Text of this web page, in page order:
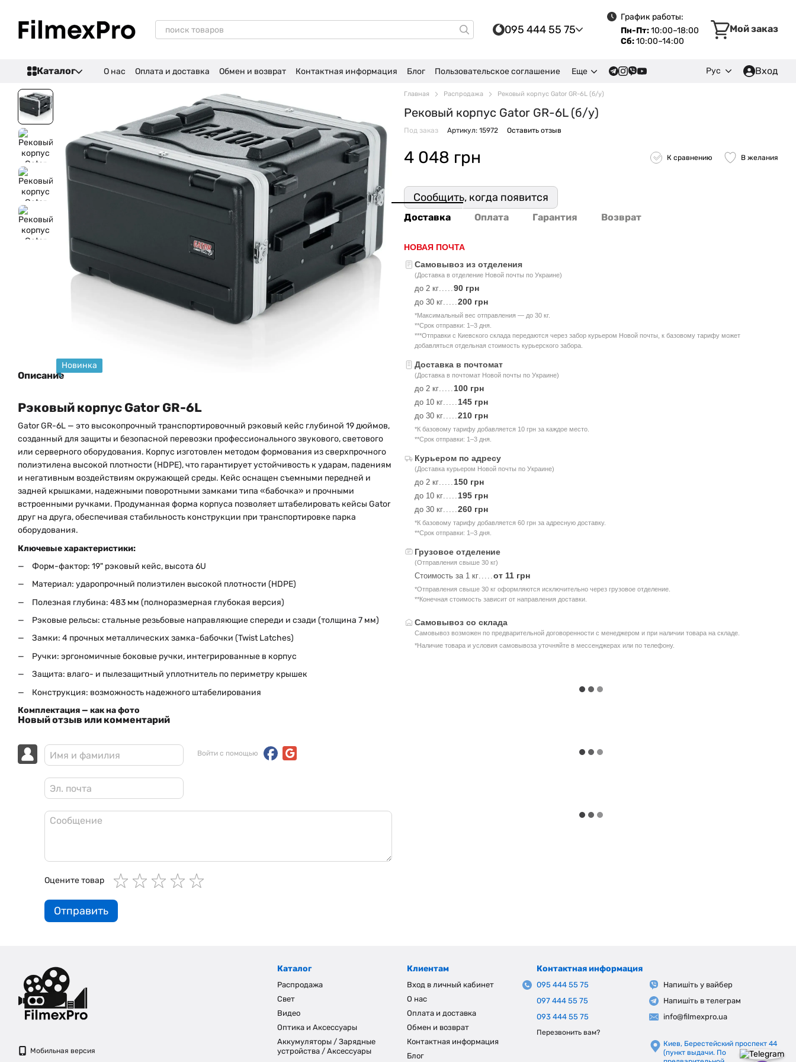
095 444 55 75
График работы:
Пн-Пт:10:00–18:00
Сб:10:00–14:00
Мой заказ
Каталог О нас Оплата и доставка Обмен и возврат Контактная информация Блог Пользовательское соглашение Еще Рус Вход
Новинка
Описание
Рэковый корпус Gator GR-6L
Gator GR-6L — это высокопрочный транспортировочный рэковый кейс глубиной 19 дюймов,
созданный для защиты и безопасной перевозки профессионального звукового, светового
или серверного оборудования. Корпус изготовлен методом формования из сверхпрочного
полиэтилена высокой плотности (HDPE), что гарантирует устойчивость к ударам, падениям
и негативным воздействиям окружающей среды. Кейс оснащен съемными передней и
задней крышками, надежными поворотными замками типа «бабочка» и прочными
встроенными ручками. Продуманная форма корпуса позволяет штабелировать кейсы Gator
друг на друга, обеспечивая стабильность конструкции при транспортировке парка
оборудования.
Ключевые характеристики:
Форм-фактор: 19" рэковый кейс, высота 6U
Материал: ударопрочный полиэтилен высокой плотности (HDPE)
Полезная глубина: 483 мм (полноразмерная глубокая версия)
Рэковые рельсы: стальные резьбовые направляющие спереди и сзади (толщина 7 мм)
Замки: 4 прочных металлических замка-бабочки (Twist Latches)
Ручки: эргономичные боковые ручки, интегрированные в корпус
Защита: влаго- и пылезащитный уплотнитель по периметру крышек
Конструкция: возможность надежного штабелирования
Комплектация — как на фото
Новый отзыв или комментарий
Войти с помощью
Оцените товар
Отправить
Главная Распродажа Рековый корпус Gator GR-6L (б/у)
Рековый корпус Gator GR-6L (б/у)
Под заказ Артикул: 15972 Оставить отзыв
4 048 грн К сравнению В желания
Сообщить, когда появится
Доставка Оплата Гарантия Возврат
НОВАЯ ПОЧТА
Самовывоз из отделения
(Доставка в отделение Новой почты по Украине)
до 2 кг.....90 грн
до 30 кг.....200 грн
*Максимальный вес отправления — до 30 кг.
**Срок отправки: 1–3 дня.
***Отправки с Киевского склада передаются через забор курьером Новой почты, к базовому тарифу может
добавляться отдельная стоимость курьерского забора.
Доставка в почтомат
(Доставка в почтомат Новой почты по Украине)
до 2 кг..... 100 грн
до 10 кг..... 145 грн
до 30 кг.....210 грн
*К базовому тарифу добавляется 10 грн за каждое место.
**Срок отправки: 1–3 дня.
Курьером по адресу
(Доставка курьером Новой почты по Украине)
до 2 кг..... 150 грн
до 10 кг..... 195 грн
до 30 кг.....260 грн
*К базовому тарифу добавляется 60 грн за адресную доставку.
**Срок отправки: 1–3 дня.
Грузовое отделение
(Отправления свыше 30 кг)
Стоимость за 1 кг.....от 11 грн
*Отправления свыше 30 кг оформляются исключительно через грузовое отделение.
**Конечная стоимость зависит от направления доставки.
Самовывоз со склада
Самовывоз возможен по предварительной договоренности с менеджером и при наличии товара на складе.
*Наличие товара и условия самовывоза уточняйте в мессенджерах или по телефону.
Мобильная версия
Каталог
Распродажа
Свет
Видео
Оптика и Аксессуары
Аккумуляторы / Зарядные
устройства / Аксессуары
Клиентам
Вход в личный кабинет
О нас
Оплата и доставка
Обмен и возврат
Контактная информация
Блог
Контактная информация
095 444 55 75
097 444 55 75
093 444 55 75
Перезвонить вам?
Напишіть у вайбер
Напишіть в телеграм
info@filmexpro.ua
Киев, Берестейский проспект 44
(пункт выдачи. По